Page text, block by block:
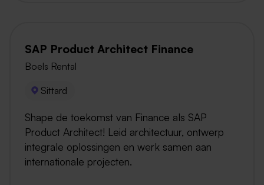
SAP Product Architect Finance
Boels Rental
Sittard
Shape de toekomst van Finance als SAP
Product Architect! Leid architectuur, ontwerp
integrale oplossingen en werk samen aan
internationale projecten.